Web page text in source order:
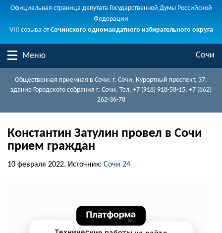
Официальная страница депутата Государственной Думы Российской
Федерации
VIII созыва отСочинского одномандатного избирательного округа
Меню Сочи
Общественная приемная в Сочи: г. Сочи, Курортный проспект, 37,
здание Городского собрания г. Сочи. Тел. +7 (918) 918-58-15, +7 (862)
262-36-78
Константин Затулин провел в Сочи
прием граждан
10 февраля 2022. Источник: Сочи 24